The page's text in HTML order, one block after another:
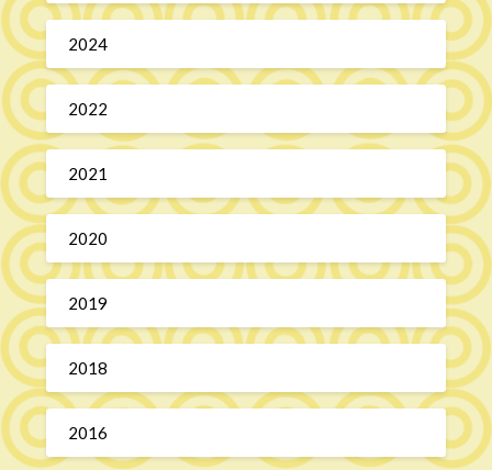
2024
2022
2021
2020
2019
2018
2016